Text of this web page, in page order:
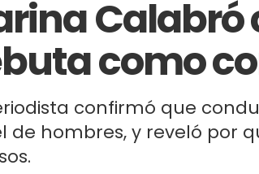
como
confirmó que
de hombres, y reveló por